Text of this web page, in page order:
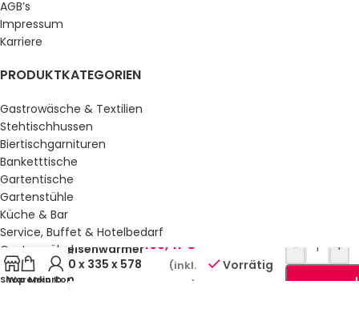
AGB’s
Impressum
Karriere
PRODUKTKATEGORIEN
Gastrowäsche & Textilien
Stehtischhussen
Biertischgarnituren
Banketttische
Gartentische
Gartenstühle
Küche & Bar
Service, Buffet & Hotelbedarf
Gastromöbel
Schulmöbel
Sale %
Shop
Warenkorb
Mein Konto
Speisenwärmer
400 x 335 x 578
mm
165,41 €
(inkl.
MwSt.)
Vorrätig
- +